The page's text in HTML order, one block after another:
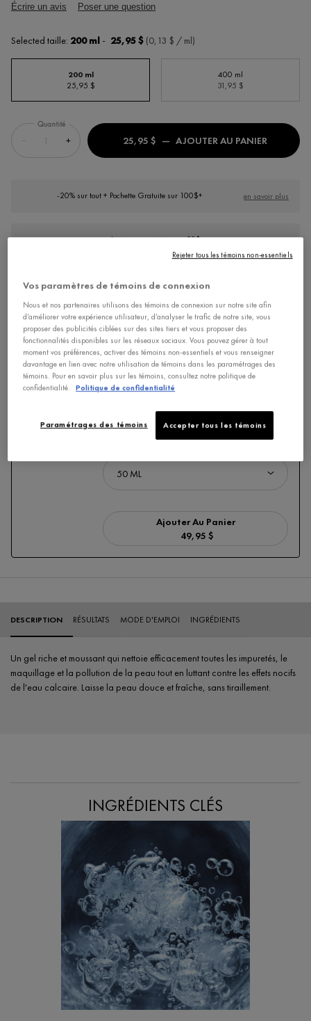
Écrire un avis
Poser une question
Selected taille: 200 ml - 25,95 $ (0,13 $ / ml)
Selected
200 ml
25,95 $
, 1 of 2 Selected
400 ml
31,95 $
, 2 of 2
Quantité
+ 25,95 $ ― AJOUTER AU PANIER PURETÉ
-20% sur tout + Pochette Gratuite sur 100$+ en savoir plus
Livraison gratuite avec 50$
-20% SUR TOUT + POCHETTE GRATUITE SUR
100$+
Rabais appliqué au panier
Achetez-le avec
MINÉRAL 89 BOOSTER SÉRUM
hyaluronique
4.7
Ajouter Au Panier
49,95 $
DESCRIPTION RÉSULTATS MODE D'EMPLOI INGRÉDIENTS
Un gel riche et moussant qui nettoie efficacement toutes les impuretés, le
maquillage et la pollution de la peau tout en luttant contre les effets nocifs
de l'eau calcaire. Laisse la peau douce et fraîche, sans tiraillement.
INGRÉDIENTS CLÉS
Vos paramètres de témoins de connexion
Nous et nos partenaires utilisons des témoins de connexion sur notre site afin
d’améliorer votre expérience utilisateur, d’analyser le trafic de notre site, vous
proposer des publicités ciblées sur des sites tiers et vous proposer des
fonctionnalités disponibles sur les réseaux sociaux. Vous pouvez gérer à tout
moment vos préférences, activer des témoins non-essentiels et vous renseigner
davantage en lien avec notre utilisation de témoins dans les paramétrages des
témoins. Pour en savoir plus sur les témoins, consultez notre politique de
confidentialité.
Politique de confidentialité
Accepter tous les témoins
Paramétrages des témoins
Rejeter tous les témoins non-essentiels